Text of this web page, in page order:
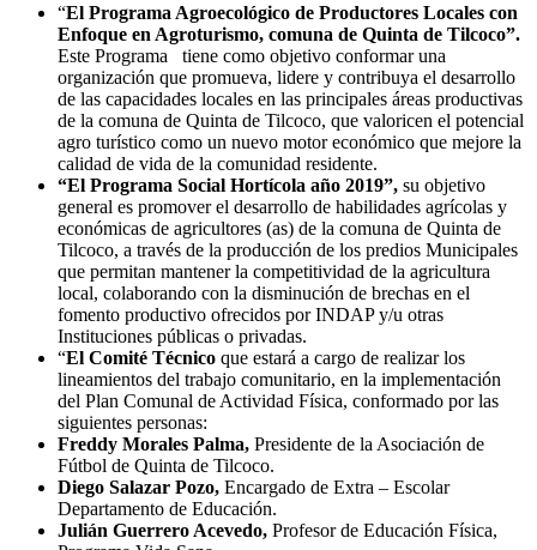
“El Programa Agroecológico de Productores Locales con
Enfoque en Agroturismo, comuna de Quinta de Tilcoco”.
Este Programa tiene como objetivo conformar una
organización que promueva, lidere y contribuya el desarrollo
de las capacidades locales en las principales áreas productivas
de la comuna de Quinta de Tilcoco, que valoricen el potencial
agro turístico como un nuevo motor económico que mejore la
calidad de vida de la comunidad residente.
“El Programa Social Hortícola año 2019”, su objetivo
general es promover el desarrollo de habilidades agrícolas y
económicas de agricultores (as) de la comuna de Quinta de
Tilcoco, a través de la producción de los predios Municipales
que permitan mantener la competitividad de la agricultura
local, colaborando con la disminución de brechas en el
fomento productivo ofrecidos por INDAP y/u otras
Instituciones públicas o privadas.
“El Comité Técnico que estará a cargo de realizar los
lineamientos del trabajo comunitario, en la implementación
del Plan Comunal de Actividad Física, conformado por las
siguientes personas:
Freddy Morales Palma, Presidente de la Asociación de
Fútbol de Quinta de Tilcoco.
Diego Salazar Pozo, Encargado de Extra – Escolar
Departamento de Educación.
Julián Guerrero Acevedo, Profesor de Educación Física,